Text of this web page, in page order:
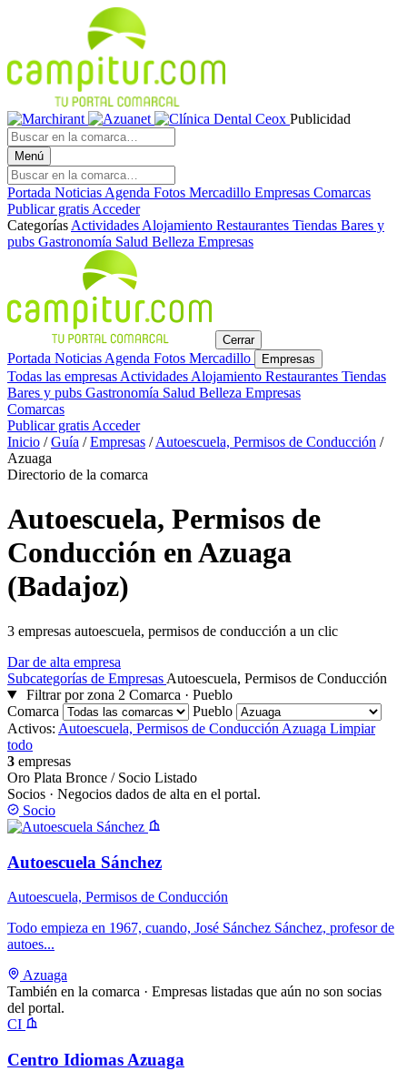
Publicidad
Menú
Portada Noticias Agenda Fotos Mercadillo Empresas Comarcas
Publicar gratis Acceder
Categorías Actividades Alojamiento Restaurantes Tiendas Bares y
pubs Gastronomía Salud Belleza Empresas
Cerrar
Portada Noticias Agenda Fotos Mercadillo Empresas
Todas las empresas Actividades Alojamiento Restaurantes Tiendas
Bares y pubs Gastronomía Salud Belleza Empresas
Comarcas
Publicar gratis Acceder
Inicio / Guía / Empresas / Autoescuela, Permisos de Conducción /
Azuaga
Directorio de la comarca
Autoescuela, Permisos de
Conducción en Azuaga
(Badajoz)
3 empresas autoescuela, permisos de conducción a un clic
Dar de alta empresa
Subcategorías de Empresas Autoescuela, Permisos de Conducción
Filtrar por zona 2 Comarca · Pueblo
Comarca
Pueblo
Activos: Autoescuela, Permisos de Conducción Azuaga Limpiar
todo
3 empresas
Oro Plata Bronce / Socio Listado
Socios · Negocios dados de alta en el portal.
Socio
Autoescuela Sánchez
Autoescuela, Permisos de Conducción
Todo empieza en 1967, cuando, José Sánchez Sánchez, profesor de
autoes...
Azuaga
También en la comarca · Empresas listadas que aún no son socias
del portal.
CI
Centro Idiomas Azuaga